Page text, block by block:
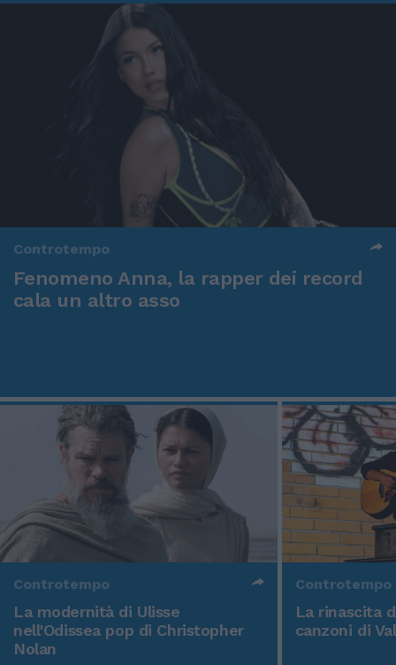
Controtempo
Fenomeno Anna, la rapper dei record
cala un altro asso
Controtempo
La modernità di Ulisse
nell'Odissea pop di Christopher
Nolan
Controtempo
La rinascita
canzoni di